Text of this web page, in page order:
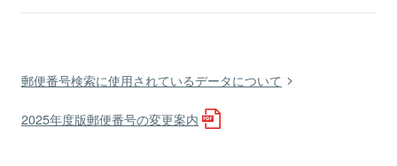
郵便番号検索に使用されているデータについて
2025年度版郵便番号の変更案内